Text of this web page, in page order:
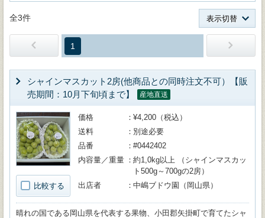
全3件 表示切替
1
シャインマスカット2房(他商品との同時注文不可）【販
売期間：10月下旬頃まで】
産地直送
比較する
価格
¥4,200（税込）
送料
別途必要
品番
#0442402
内容量／重量
約1,0kg以上 （シャインマスカッ
ト500g～700gの2房）
出店者
中嶋ブドウ園（岡山県）
晴れの国である岡山県を代表する果物、小田郡矢掛町で育てたシャ